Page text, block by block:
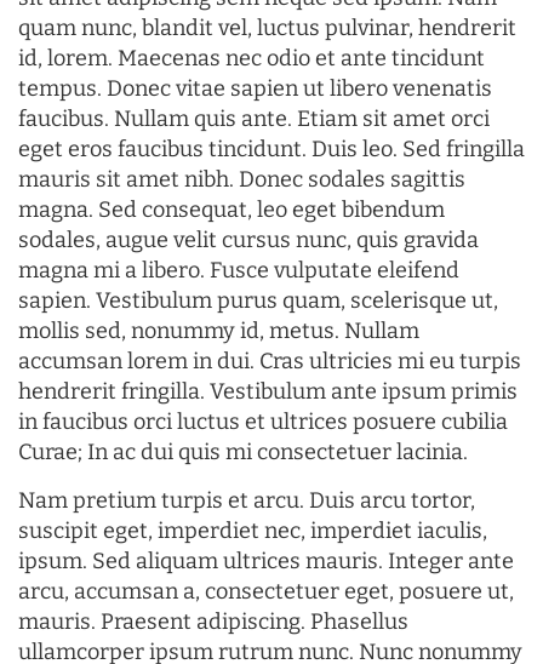
quam nunc, blandit vel, luctus pulvinar, hendrerit
id, lorem. Maecenas nec odio et ante tincidunt
tempus. Donec vitae sapien ut libero venenatis
faucibus. Nullam quis ante. Etiam sit amet orci
eget eros faucibus tincidunt. Duis leo. Sed fringilla
mauris sit amet nibh. Donec sodales sagittis
magna. Sed consequat, leo eget bibendum
sodales, augue velit cursus nunc, quis gravida
magna mi a libero. Fusce vulputate eleifend
sapien. Vestibulum purus quam, scelerisque ut,
mollis sed, nonummy id, metus. Nullam
accumsan lorem in dui. Cras ultricies mi eu turpis
hendrerit fringilla. Vestibulum ante ipsum primis
in faucibus orci luctus et ultrices posuere cubilia
Curae; In ac dui quis mi consectetuer lacinia.
Nam pretium turpis et arcu. Duis arcu tortor,
suscipit eget, imperdiet nec, imperdiet iaculis,
ipsum. Sed aliquam ultrices mauris. Integer ante
arcu, accumsan a, consectetuer eget, posuere ut,
mauris. Praesent adipiscing. Phasellus
ullamcorper ipsum rutrum nunc. Nunc nonummy